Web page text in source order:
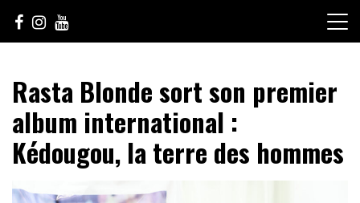
content
sunuculture
Rasta Blonde sort son premier
album international :
Kédougou, la terre des hommes